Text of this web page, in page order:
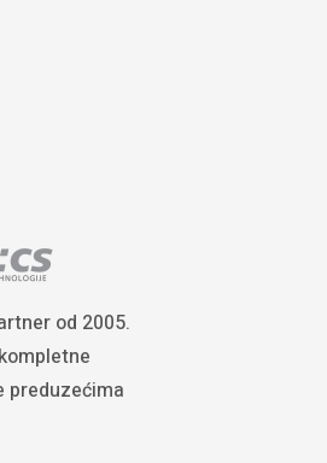
od 2005.
preduzećima